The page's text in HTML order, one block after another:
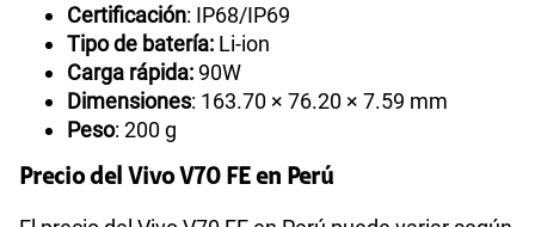
Certificación: IP68/IP69
Tipo de batería: Li-ion
Carga rápida:90W
Dimensiones: 163.70 × 76.20 × 7.59 mm
Peso: 200 g
Precio del Vivo V70 FE en Perú